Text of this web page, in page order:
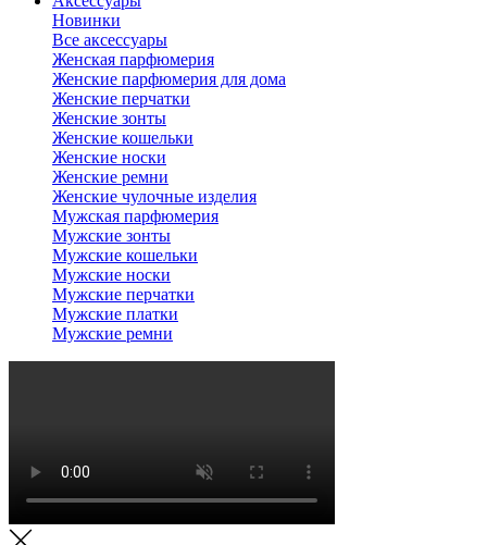
Новинки
Все аксессуары
Женская парфюмерия
Женские парфюмерия для дома
Женские перчатки
Женские зонты
Женские кошельки
Женские носки
Женские ремни
Женские чулочные изделия
Мужская парфюмерия
Мужские зонты
Мужские кошельки
Мужские носки
Мужские перчатки
Мужские платки
Мужские ремни